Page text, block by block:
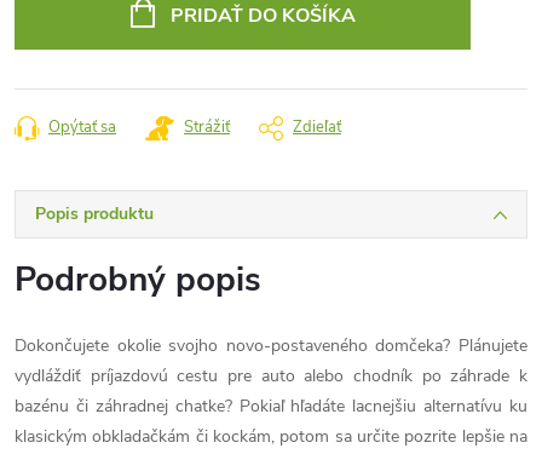
PRIDAŤ DO KOŠÍKA
Opýtať sa Strážiť Zdieľať
Popis produktu
Podrobný popis
Dokončujete okolie svojho novo-postaveného domčeka? Plánujete
vydláždiť príjazdovú cestu pre auto alebo chodník po záhrade k
bazénu či záhradnej chatke? Pokiaľ hľadáte lacnejšiu alternatívu ku
klasickým obkladačkám či kockám, potom sa určite pozrite lepšie na